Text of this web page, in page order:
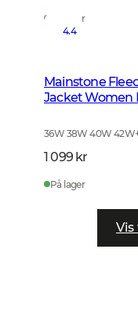
På lager
4.4
Mainstone
Jacket Women
36W 38W 40W 42W
1 099 kr
På lager